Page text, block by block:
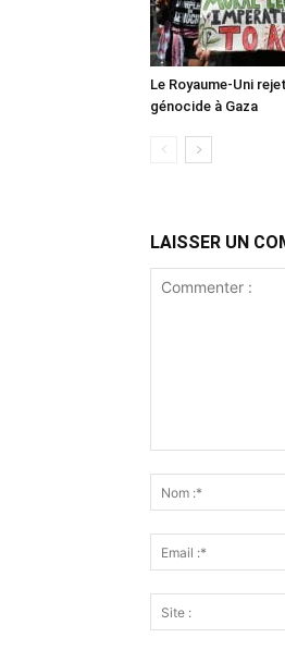
Le Royaume-Uni
génocide à Gaza
LAISSER UN